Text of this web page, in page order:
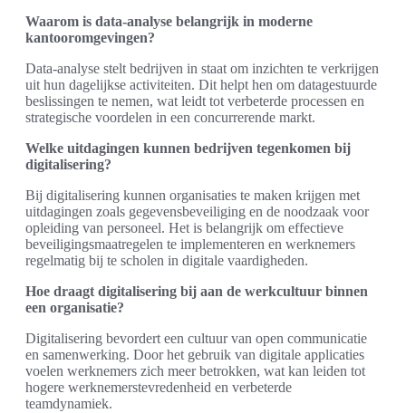
Waarom is data-analyse belangrijk in moderne
kantooromgevingen?
Data-analyse stelt bedrijven in staat om inzichten te verkrijgen
uit hun dagelijkse activiteiten. Dit helpt hen om datagestuurde
beslissingen te nemen, wat leidt tot verbeterde processen en
strategische voordelen in een concurrerende markt.
Welke uitdagingen kunnen bedrijven tegenkomen bij
digitalisering?
Bij digitalisering kunnen organisaties te maken krijgen met
uitdagingen zoals gegevensbeveiliging en de noodzaak voor
opleiding van personeel. Het is belangrijk om effectieve
beveiligingsmaatregelen te implementeren en werknemers
regelmatig bij te scholen in digitale vaardigheden.
Hoe draagt digitalisering bij aan de werkcultuur binnen
een organisatie?
Digitalisering bevordert een cultuur van open communicatie
en samenwerking. Door het gebruik van digitale applicaties
voelen werknemers zich meer betrokken, wat kan leiden tot
hogere werknemerstevredenheid en verbeterde
teamdynamiek.